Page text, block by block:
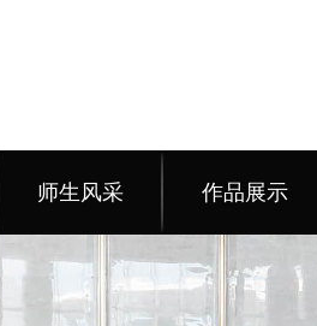
师生风采 作品展示